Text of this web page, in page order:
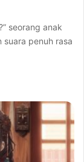
seorang anak
penuh rasa